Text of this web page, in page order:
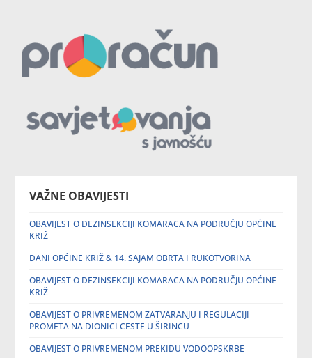
VAŽNE OBAVIJESTI
OBAVIJEST O DEZINSEKCIJI KOMARACA NA PODRUČJU OPĆINE
KRIŽ
DANI OPĆINE KRIŽ & 14. SAJAM OBRTA I RUKOTVORINA
OBAVIJEST O DEZINSEKCIJI KOMARACA NA PODRUČJU OPĆINE
KRIŽ
OBAVIJEST O PRIVREMENOM ZATVARANJU I REGULACIJI
PROMETA NA DIONICI CESTE U ŠIRINCU
OBAVIJEST O PRIVREMENOM PREKIDU VODOOPSKRBE